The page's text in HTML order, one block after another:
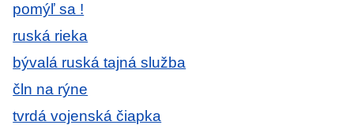
pomýľ sa !
ruská rieka
bývalá ruská tajná služba
čln na rýne
tvrdá vojenská čiapka